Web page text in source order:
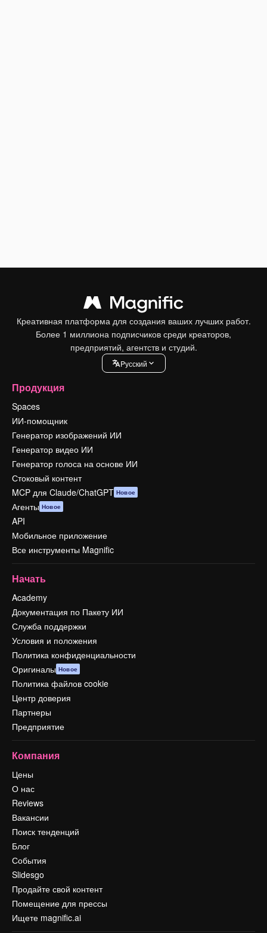
Креативная платформа для создания ваших лучших работ.
Более 1 миллиона подписчиков среди креаторов,
предприятий, агентств и студий.
Pусский
Продукция
Spaces
ИИ-помощник
Генератор изображений ИИ
Генератор видео ИИ
Генератор голоса на основе ИИ
Стоковый контент
MCP для Claude/ChatGPT Новое
Агенты Новое
API
Мобильное приложение
Все инструменты Magnific
Начать
Academy
Документация по Пакету ИИ
Служба поддержки
Условия и положения
Политика конфиденциальности
Оригиналы Новое
Политика файлов cookie
Центр доверия
Партнеры
Предприятие
Компания
Цены
О нас
Reviews
Вакансии
Поиск тенденций
Блог
События
Slidesgo
Продайте свой контент
Помещение для прессы
Ищете magnific.ai